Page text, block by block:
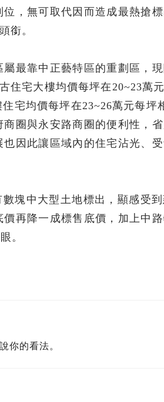
，無可取代因而造成最熱搶
銜。
最靠中正藝特區的重劃區，
住宅大樓均價每坪在20~23萬
宅均價每坪在23~26萬元每坪
圈與永安路商圈的便利性，
因此讓區域內的住宅沾光、
塊中大型土地標出，顯感受
再降一成標售底價，加上中
。
你的看法。